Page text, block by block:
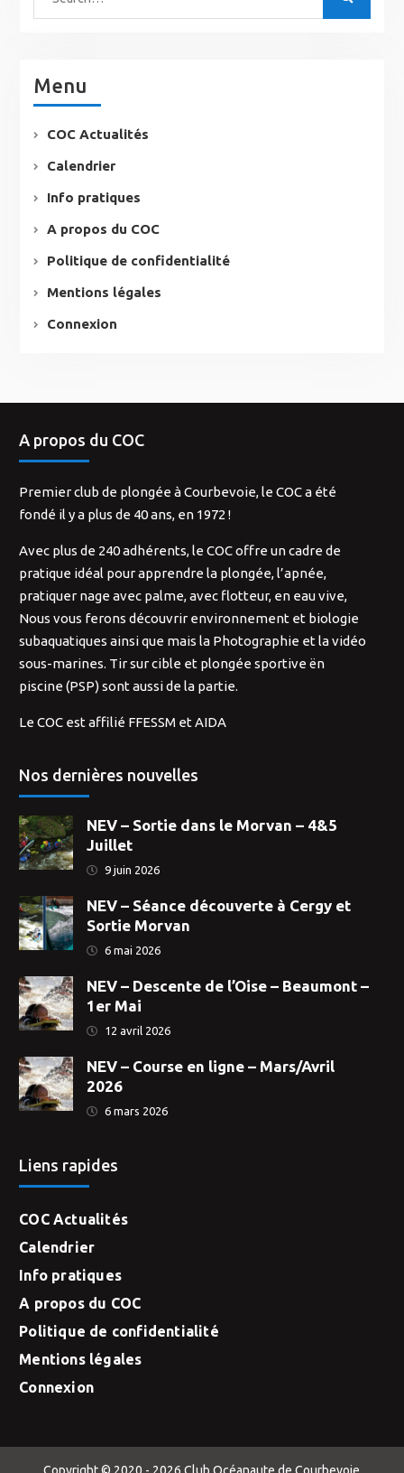
Menu
COC Actualités
Calendrier
Info pratiques
A propos du COC
Politique de confidentialité
Mentions légales
Connexion
A propos du COC
Premier club de plongée à Courbevoie, le COC a été
fondé il y a plus de 40 ans, en 1972 !
Avec plus de 240 adhérents, le COC offre un cadre de
pratique idéal pour apprendre la plongée, l’apnée,
pratiquer nage avec palme, avec flotteur, en eau vive,
Nous vous ferons découvrir environnement et biologie
subaquatiques ainsi que mais la Photographie et la vidéo
sous-marines. Tir sur cible et plongée sportive ën
piscine (PSP) sont aussi de la partie.
Le COC est affilié FFESSM et AIDA
Nos dernières nouvelles
NEV – Sortie dans le Morvan – 4&5
Juillet
9 juin 2026
NEV – Séance découverte à Cergy et
Sortie Morvan
6 mai 2026
NEV – Descente de l’Oise – Beaumont –
1er Mai
12 avril 2026
NEV – Course en ligne – Mars/Avril
2026
6 mars 2026
Liens rapides
COC Actualités
Calendrier
Info pratiques
A propos du COC
Politique de confidentialité
Mentions légales
Connexion